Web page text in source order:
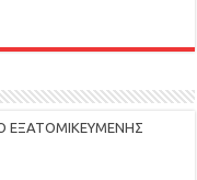
ΕΞΑΤΟΜΙΚΕΥΜΕΝΗΣ